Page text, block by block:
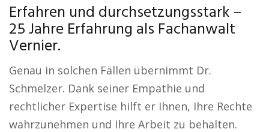
Erfahren und durchsetzungsstark –
25 Jahre Erfahrung als Fachanwalt
Vernier.
Genau in solchen Fällen übernimmt Dr.
Schmelzer. Dank seiner Empathie und
rechtlicher Expertise hilft er Ihnen, Ihre Rechte
wahrzunehmen und Ihre Arbeit zu behalten.